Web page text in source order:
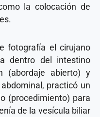
la colocación de
fotografía el cirujano
dentro del intestino
(abordaje abierto) y
practicó un
(procedimiento) para
de la vesícula biliar